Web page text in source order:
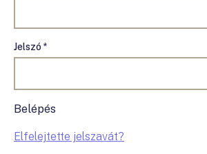
Jelszó *
Belépés
Elfelejtette jelszavát?